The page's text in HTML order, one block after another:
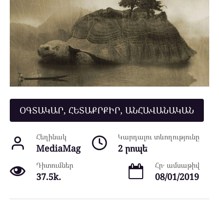
ՕԳՏԱԿԱՐ, ՀԵՏԱՔՐՔԻՐ, ԱՆՀԱՎԱՆԱԿԱՆ
Հեղինակ
MediaMag
Կարդալու տևողությունը
2 րոպե
Դիտումներ
37.5k.
Հր․ ամսաթիվ
08/01/2019